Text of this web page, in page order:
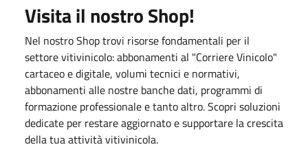
Visita il nostro Shop!
Nel nostro Shop trovi risorse fondamentali per il
settore vitivinicolo: abbonamenti al "Corriere Vinicolo"
cartaceo e digitale, volumi tecnici e normativi,
abbonamenti alle nostre banche dati, programmi di
formazione professionale e tanto altro. Scopri soluzioni
dedicate per restare aggiornato e supportare la crescita
della tua attività vitivinicola.